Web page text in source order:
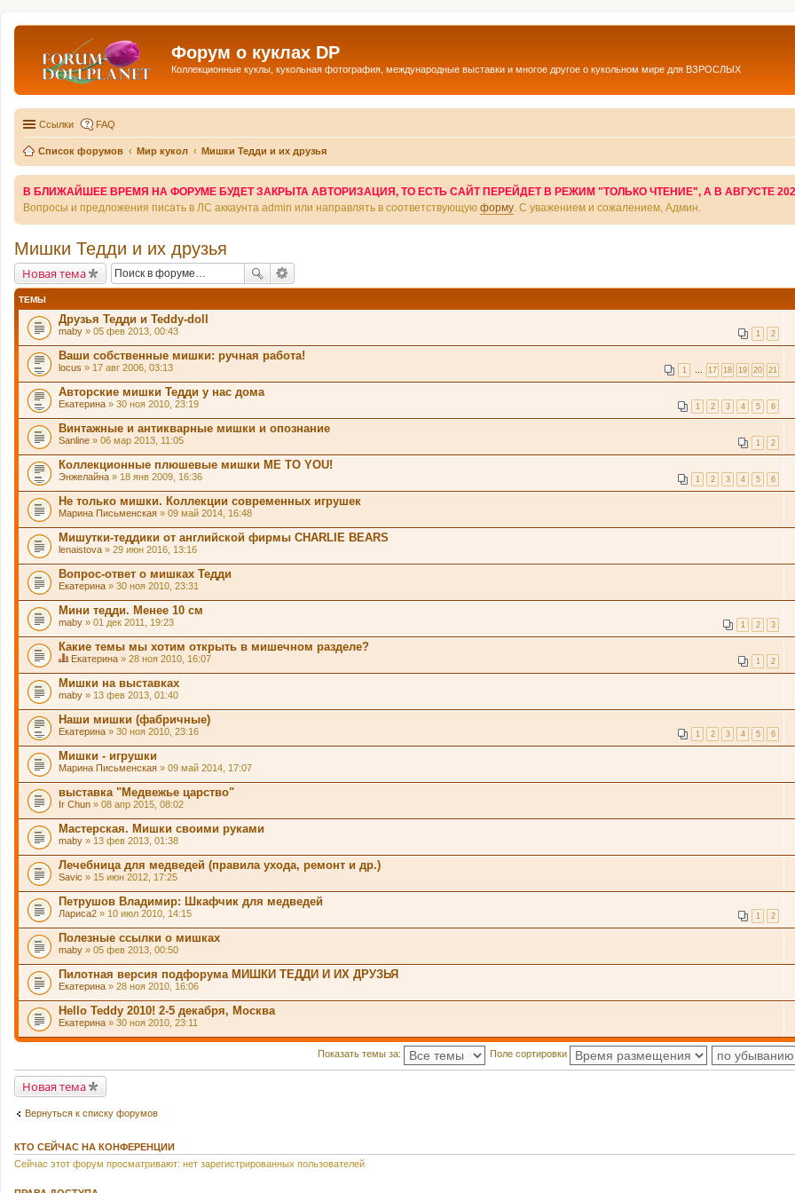
Форум о куклах DP
Коллекционные куклы, кукольная фотография, международные выставки и многое другое о кукольном мире для ВЗРОСЛЫХ
Ссылки FAQ
Список форумов Мир кукол Мишки Тедди и их друзья
В БЛИЖАЙШЕЕ ВРЕМЯ НА ФОРУМЕ БУДЕТ ЗАКРЫТА АВТОРИЗАЦИЯ, ТО ЕСТЬ САЙТ ПЕРЕЙДЕТ В РЕЖИМ "ТОЛЬКО ЧТЕНИЕ", А В АВГУСТЕ
Вопросы и предложения писать в ЛС аккаунта admin или направлять в соответствующую форму . С уважением и сожалением, Админ.
Мишки Тедди и их друзья
Новая тема
ТЕМЫ
Друзья Тедди и Teddy-doll
1 2
maby » 05 фев 2013, 00:43
Ваши собственные мишки: ручная работа!
1 17 18 19 20 21
locus » 17 авг 2006, 03:13
Авторские мишки Тедди у нас дома
1 2 3 4 5 6
Екатерина » 30 ноя 2010, 23:19
Винтажные и антикварные мишки и опознание
1 2
Sanline » 06 мар 2013, 11:05
Коллекционные плюшевые мишки ME TO YOU!
1 2 3 4 5 6
Энжелайна » 18 янв 2009, 16:36
Не только мишки. Коллекции современных игрушек
Марина Письменская » 09 май 2014, 16:48
Мишутки-теддики от английской фирмы CHARLIE BEARS
lenaistova » 29 июн 2016, 13:16
Вопрос-ответ о мишках Тедди
Екатерина » 30 ноя 2010, 23:31
Мини тедди. Менее 10 см
1 2 3
maby » 01 дек 2011, 19:23
Какие темы мы хотим открыть в мишечном разделе?
1 2
а
н
н
а
я
т
м
а
с
о
д
е
р
ж
и
о
п
р
о
с
.
Екатерина » 28 ноя 2010, 16:07
Мишки на выставках
maby » 13 фев 2013, 01:40
Наши мишки (фабричные)
1 2 3 4 5 6
Екатерина » 30 ноя 2010, 23:16
Мишки - игрушки
Марина Письменская » 09 май 2014, 17:07
выставка "Медвежье царство"
Ir Chun » 08 апр 2015, 08:02
Мастерская. Мишки своими руками
maby » 13 фев 2013, 01:38
Лечебница для медведей (правила ухода, ремонт и др.)
Savic » 15 июн 2012, 17:25
Петрушов Владимир: Шкафчик для медведей
1 2
Лариса2 » 10 июл 2010, 14:15
Полезные ссылки о мишках
maby » 05 фев 2013, 00:50
Пилотная версия подфорума МИШКИ ТЕДДИ И ИХ ДРУЗЬЯ
Екатерина » 28 ноя 2010, 16:06
Hello Teddy 2010! 2-5 декабря, Москва
Екатерина » 30 ноя 2010, 23:11
Показать темы за: Поле сортировки
Новая тема
Вернуться к списку форумов
КТО СЕЙЧАС НА КОНФЕРЕНЦИИ
Сейчас этот форум просматривают: нет зарегистрированных пользователей